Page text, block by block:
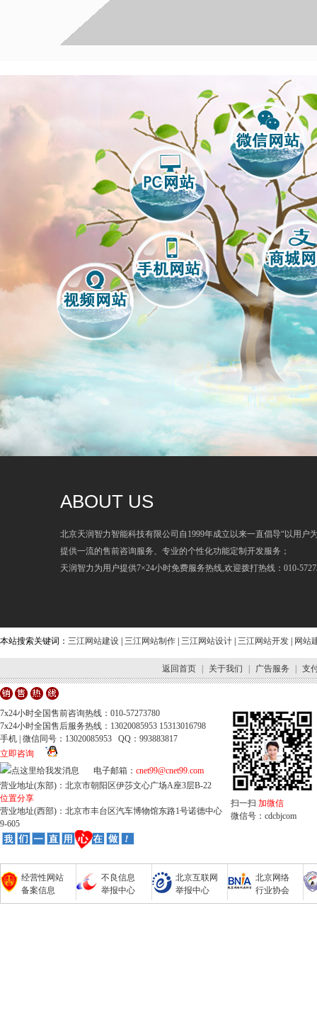
ABOUT US
北京天润智力智能科技有限公司自1999年成立以来一直倡导“以用户
提供一流的售前咨询服务、专业的个性化功能定制开发服务；
天润智力为用户提供7×24小时免费服务热线,欢迎拨打热线：010-
本站搜索关键词： 三江网站建设 三江网站制作 三江网站设计 三江网站开发 网站
返回首页 关于我们 广告服务 支
7x24小时全国售前咨询热线：010-57273780
7x24小时全国售后服务热线：13020085953 15313016798
手机 | 微信同号：13020085953 QQ：993883817
立即咨询
电子邮箱： cnet99@cnet99.com
营业地址(东部)：北京市朝阳区伊莎文心广场A座3层B-22
位置分享
营业地址(西部)：北京市丰台区汽车博物馆东路1号诺德中心
9-605
扫一扫 加微信
微信号：cdcbjcom
经营性网站
备案信息
不良信息
举报中心
北京互联网
举报中心
北京网络
行业协会